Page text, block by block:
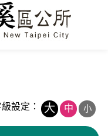
設定： 大 中 小